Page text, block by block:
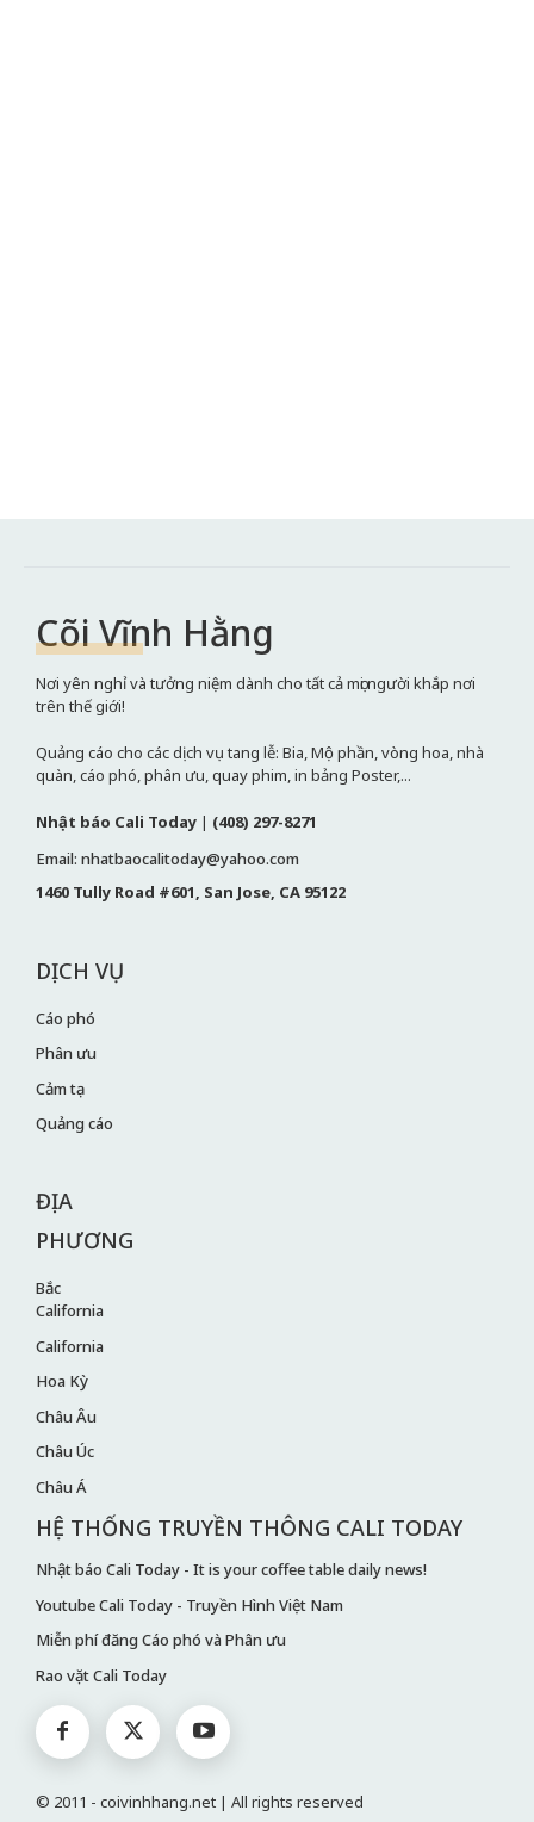
Cõi Vĩnh Hằng
Nơi yên nghỉ và tưởng niệm dành cho tất cả mọi người khắp nơi
trên thế giới!
Quảng cáo cho các dịch vụ tang lễ: Bia, Mộ phần, vòng hoa, nhà
quàn, cáo phó, phân ưu, quay phim, in bảng Poster,...
Nhật báo Cali Today | (408) 297-8271
Email: nhatbaocalitoday@yahoo.com
1460 Tully Road #601, San Jose, CA 95122
DỊCH VỤ
Cáo phó
Phân ưu
Cảm tạ
Quảng cáo
ĐỊA
PHƯƠNG
Bắc
California
California
Hoa Kỳ
Châu Âu
Châu Úc
Châu Á
HỆ THỐNG TRUYỀN THÔNG CALI TODAY
Nhật báo Cali Today - It is your coffee table daily news!
Youtube Cali Today - Truyền Hình Việt Nam
Miễn phí đăng Cáo phó và Phân ưu
Rao vặt Cali Today
© 2011 - coivinhhang.net | All rights reserved